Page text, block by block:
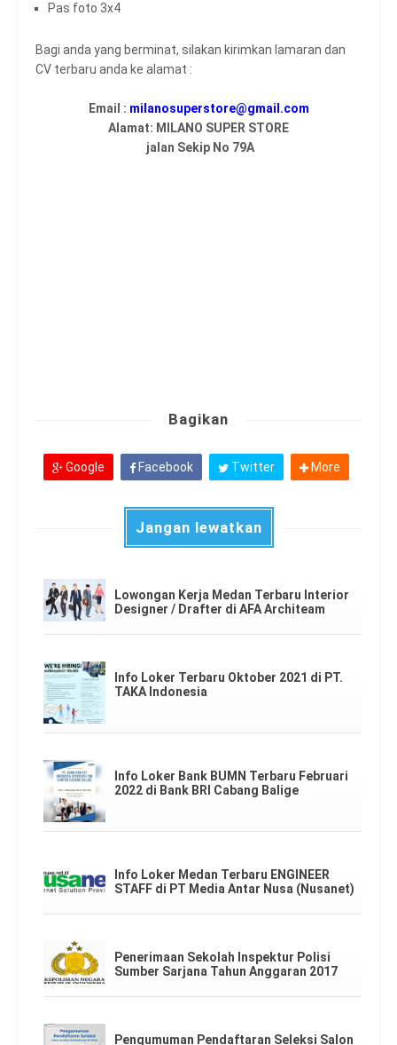
Pas foto 3x4
Bagi anda yang berminat, silakan kirimkan lamaran dan
CV terbaru anda ke alamat :
Email : milanosuperstore@gmail.com
Alamat: MILANO SUPER STORE
jalan Sekip No 79A
Bagikan
Google Facebook Twitter More
Jangan lewatkan
Lowongan Kerja Medan Terbaru Interior
Designer / Drafter di AFA Architeam
Info Loker Terbaru Oktober 2021 di PT.
TAKA Indonesia
Info Loker Bank BUMN Terbaru Februari
2022 di Bank BRI Cabang Balige
Info Loker Medan Terbaru ENGINEER
STAFF di PT Media Antar Nusa (Nusanet)
Penerimaan Sekolah Inspektur Polisi
Sumber Sarjana Tahun Anggaran 2017
Pengumuman Pendaftaran Seleksi Salon